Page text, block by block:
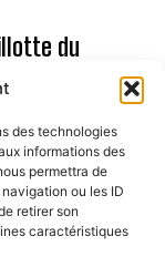
des technologies
informations des
permettra de
ou les ID
retirer son
caractéristiques
du